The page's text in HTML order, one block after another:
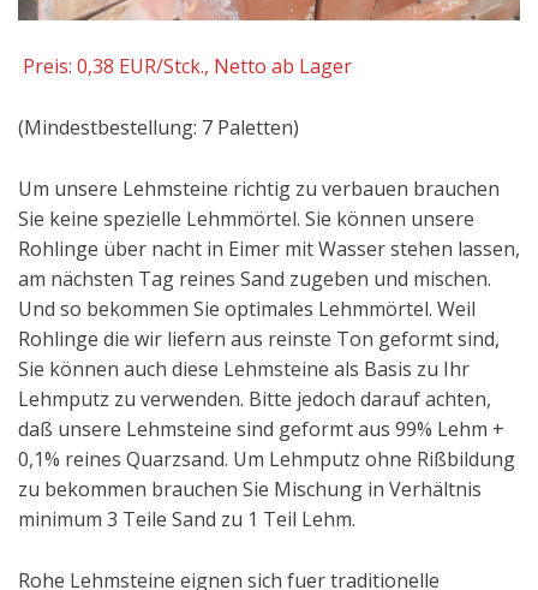
Preis: 0,38 EUR/Stck., Netto ab Lager
(Mindestbestellung: 7 Paletten)
Um unsere Lehmsteine richtig zu verbauen brauchen
Sie keine spezielle Lehmmörtel. Sie können unsere
Rohlinge über nacht in Eimer mit Wasser stehen lassen,
am nächsten Tag reines Sand zugeben und mischen.
Und so bekommen Sie optimales Lehmmörtel. Weil
Rohlinge die wir liefern aus reinste Ton geformt sind,
Sie können auch diese Lehmsteine als Basis zu Ihr
Lehmputz zu verwenden. Bitte jedoch darauf achten,
daß unsere Lehmsteine sind geformt aus 99% Lehm +
0,1% reines Quarzsand. Um Lehmputz ohne Rißbildung
zu bekommen brauchen Sie Mischung in Verhältnis
minimum 3 Teile Sand zu 1 Teil Lehm.
Rohe Lehmsteine eignen sich fuer traditionelle